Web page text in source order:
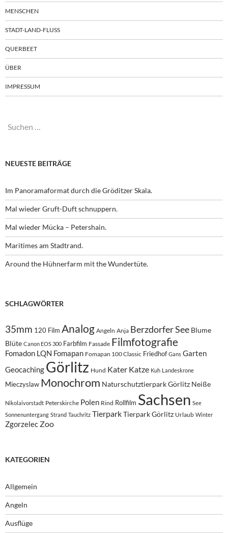
MENSCHEN
STADT-LAND-FLUSS
QUERBEET
ÜBER
IMPRESSUM
Suchen
NEUESTE BEITRÄGE
Im Panoramaformat durch die Gröditzer Skala.
Mal wieder Gruft-Duft schnuppern.
Mal wieder Mücka – Petershain.
Maritimes am Stadtrand.
Around the Hühnerfarm mit the Wundertüte.
SCHLAGWÖRTER
35mm 120 Film Analog Angeln Anja Berzdorfer See Blume
Blüte Canon EOS 300 Farbfilm Fassade Filmfotografie
Fomadon LQN Fomapan Fomapan 100 Classic Friedhof Gans Garten
Geocaching Görlitz Hund Kater Katze Kuh Landeskrone
Mieczyslaw Monochrom Naturschutztierpark Görlitz Neiße
Nikolaivorstadt Peterskirche Polen Rind Rollfilm Sachsen See
Sonnenuntergang Strand Tauchritz TierparkTierpark Görlitz Urlaub Winter
Zgorzelec Zoo
KATEGORIEN
Allgemein
Angeln
Ausflüge